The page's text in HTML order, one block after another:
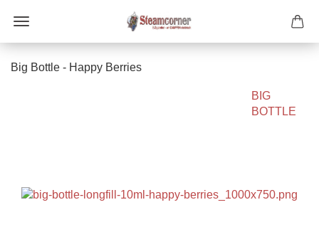
Big Bottle - Happy Berries
BIG
BOTTLE